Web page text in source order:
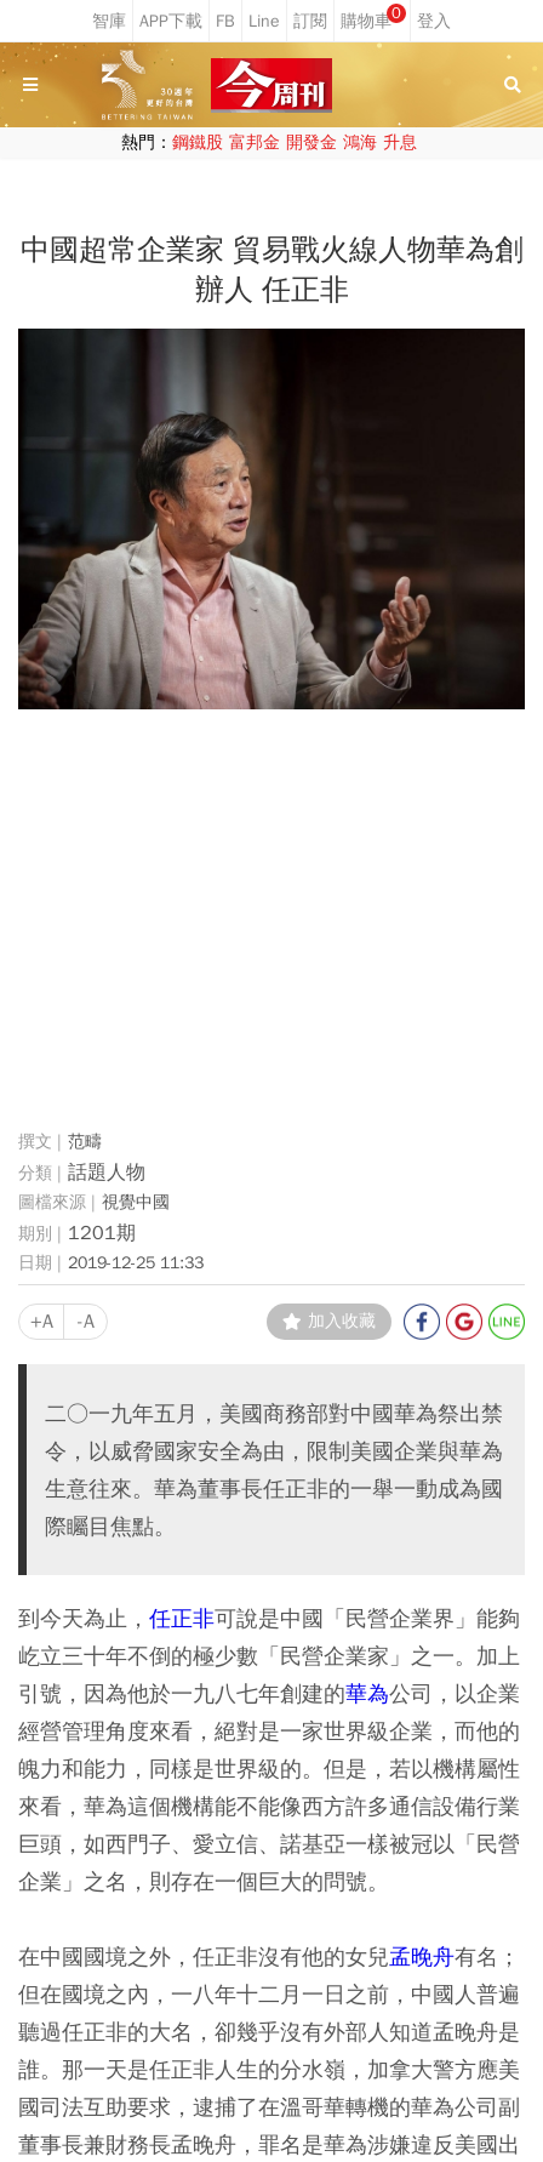
0
熱門： 鋼鐵股 富邦金 開發金 鴻海 升息
中國超常企業家 貿易戰火線人物華為創
辦人 任正非
范疇
話題人物
視覺中國
1201期
2019-12-25 11:33
+A -A 加入收藏
二○一九年五月，美國商務部對中國華為祭出禁
令，以威脅國家安全為由，限制美國企業與華為
生意往來。華為董事長任正非的一舉一動成為國
際矚目焦點。
到今天為止， 任正非可說是中國「民營企業界」能夠
屹立三十年不倒的極少數「民營企業家」之一。加上
引號，因為他於一九八七年創建的華為公司，以企業
經營管理角度來看，絕對是一家世界級企業，而他的
魄力和能力，同樣是世界級的。但是，若以機構屬性
來看，華為這個機構能不能像西方許多通信設備行業
巨頭，如西門子、愛立信、諾基亞一樣被冠以「民營
企業」之名，則存在一個巨大的問號。
在中國國境之外，任正非沒有他的女兒孟晚舟有名；
但在國境之內，一八年十二月一日之前，中國人普遍
聽過任正非的大名，卻幾乎沒有外部人知道孟晚舟是
誰。那一天是任正非人生的分水嶺，加拿大警方應美
國司法互助要求，逮捕了在溫哥華轉機的華為公司副
董事長兼財務長孟晚舟，罪名是華為涉嫌違反美國出